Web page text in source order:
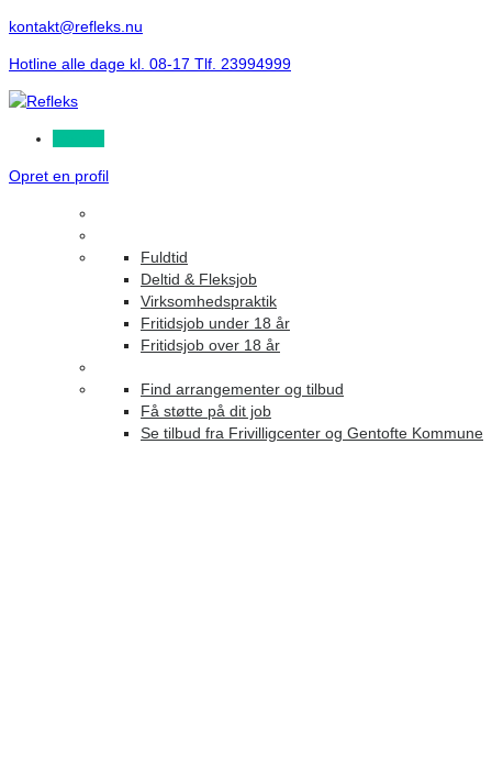
kontakt@refleks.nu
Hotline alle dage kl. 08-17 Tlf. 23994999
Opret en profil
Fuldtid
Deltid & Fleksjob
Virksomhedspraktik
Fritidsjob under 18 år
Fritidsjob over 18 år
Find arrangementer og tilbud
Få støtte på dit job
Se tilbud fra Frivilligcenter og Gentofte Kommune